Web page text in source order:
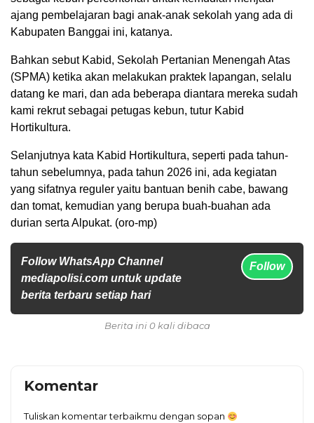
ajang pembelajaran bagi anak-anak sekolah yang ada di
Kabupaten Banggai ini, katanya.
Bahkan sebut Kabid, Sekolah Pertanian Menengah Atas
(SPMA) ketika akan melakukan praktek lapangan, selalu
datang ke mari, dan ada beberapa diantara mereka sudah
kami rekrut sebagai petugas kebun, tutur Kabid
Hortikultura.
Selanjutnya kata Kabid Hortikultura, seperti pada tahun-
tahun sebelumnya, pada tahun 2026 ini, ada kegiatan
yang sifatnya reguler yaitu bantuan benih cabe, bawang
dan tomat, kemudian yang berupa buah-buahan ada
durian serta Alpukat. (oro-mp)
Follow WhatsApp Channel
mediapolisi.com untuk update
berita terbaru setiap hari
Follow
Berita ini 0 kali dibaca
Komentar
Tuliskan komentar terbaikmu dengan sopan